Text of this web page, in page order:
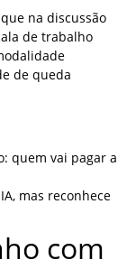
na discussão
de trabalho
de queda
quem vai pagar a
mas reconhece
com